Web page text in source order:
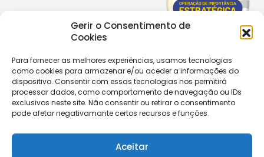
Gerir o Consentimento de
Cookies
Para fornecer as melhores experiências, usamos tecnologias
como cookies para armazenar e/ou aceder a informações do
dispositivo. Consentir com essas tecnologias nos permitirá
processar dados, como comportamento de navegação ou IDs
exclusivos neste site. Não consentir ou retirar o consentimento
pode afetar negativamante certos recursos e funções.
Aceitar
Copyright © 2026 |Equipa de Comunicação Digital
Política de Privacidade| PPPDPAECM|PPRCIC
CONTACTOS